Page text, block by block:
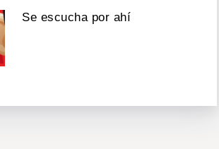
Se escucha por ahí